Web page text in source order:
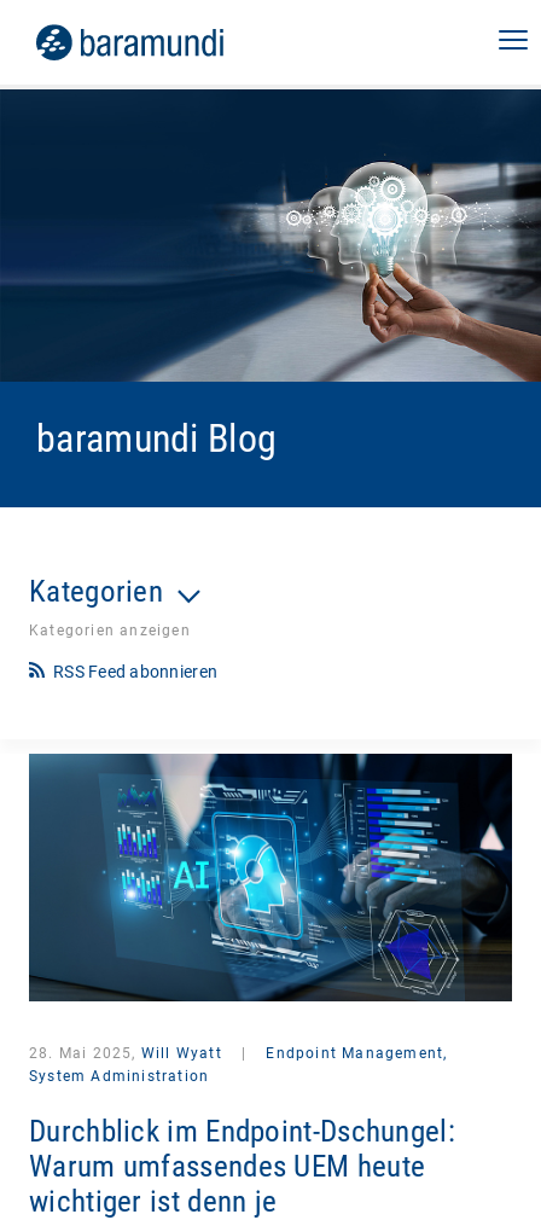
baramundi Blog
Kategorien
Kategorien anzeigen
RSS Feed abonnieren
28. Mai 2025, Will Wyatt
Endpoint Management,
System Administration
Durchblick im Endpoint-Dschungel:
Warum umfassendes UEM heute
wichtiger ist denn je